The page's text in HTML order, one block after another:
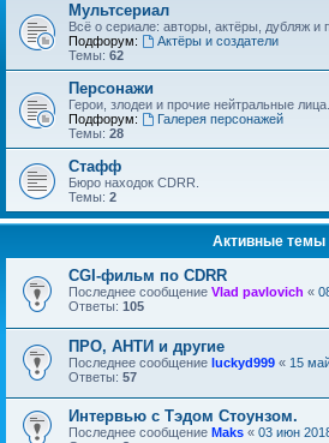
Мультсериал
Всё о сериале: авторы, актёры, дубляж и
Подфорум:
Актёры и создатели
Темы: 62
Персонажи
Герои, злодеи и прочие нейтральные лица.
Подфорум:
Галерея персонажей
Темы: 28
Стафф
Бюро находок CDRR.
Темы: 2
Активные темы
CGI-фильм по CDRR
Последнее сообщение Vlad pavlovich «
Ответы: 105
ПРО, АНТИ и другие
Последнее сообщение luckyd999 « 15
Ответы: 57
Интервью с Тэдом Стоунзом.
Последнее сообщение Maks « 03 июн